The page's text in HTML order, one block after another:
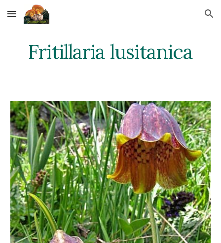
Skip to main content Skip to navigation
Fritillaria lusitanica